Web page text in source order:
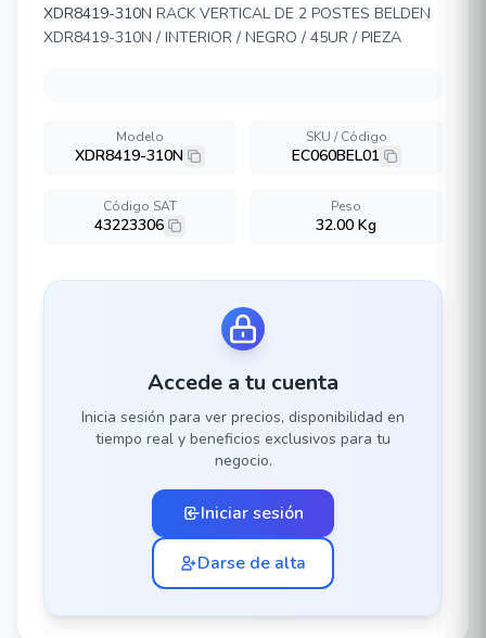
XDR8419-310N RACK VERTICAL DE 2 POSTES BELDEN
XDR8419-310N / INTERIOR / NEGRO / 45UR / PIEZA
Modelo
XDR8419-310N
SKU / Código
EC060BEL01
Código SAT
43223306
Peso
32.00 Kg
Accede a tu cuenta
Inicia sesión para ver precios, disponibilidad en
tiempo real y beneficios exclusivos para tu
negocio.
Iniciar sesión
Darse de alta